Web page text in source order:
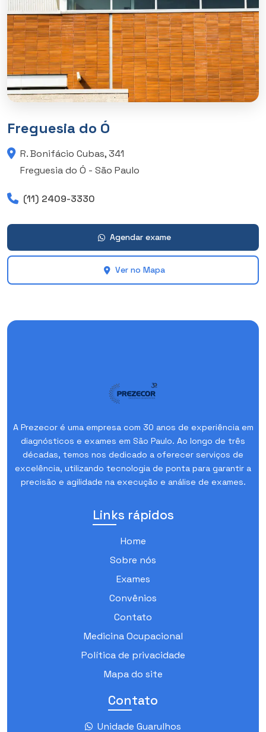
Freguesia do Ó
R. Bonifácio Cubas, 341
Freguesia do Ó - São Paulo
(11) 2409-3330
Agendar exame
Ver no Mapa
A Prezecor é uma empresa com 30 anos de experiência em
diagnósticos e exames em São Paulo. Ao longo de três
décadas, temos nos dedicado a oferecer serviços de
excelência, utilizando tecnologia de ponta para garantir a
precisão e agilidade na execução e análise de exames.
Links rápidos
Home
Sobre nós
Exames
Convênios
Contato
Medicina Ocupacional
Política de privacidade
Mapa do site
Contato
Unidade Guarulhos